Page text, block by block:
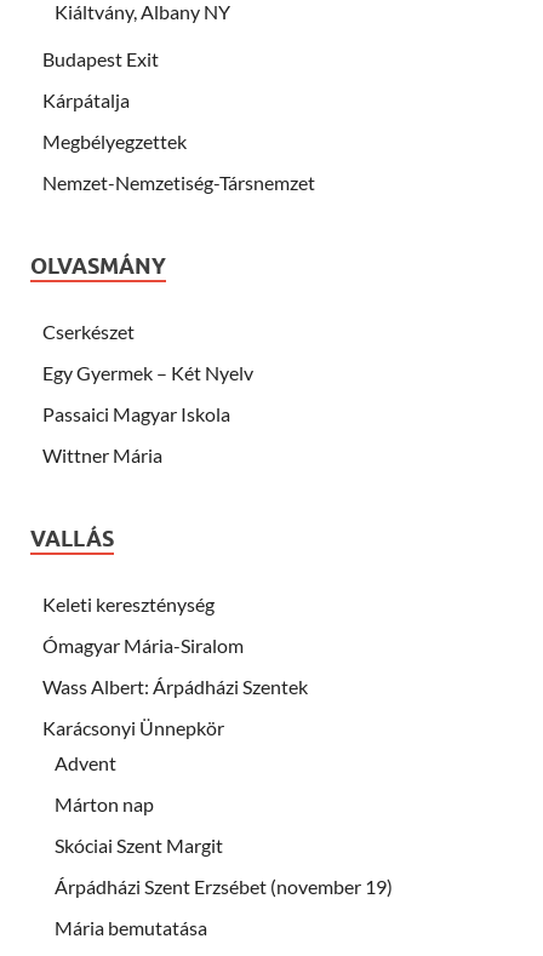
Kiáltvány, Albany NY
Budapest Exit
Kárpátalja
Megbélyegzettek
Nemzet-Nemzetiség-Társnemzet
OLVASMÁNY
Cserkészet
Egy Gyermek – Két Nyelv
Passaici Magyar Iskola
Wittner Mária
VALLÁS
Keleti kereszténység
Ómagyar Mária-Siralom
Wass Albert: Árpádházi Szentek
Karácsonyi Ünnepkör
Advent
Márton nap
Skóciai Szent Margit
Árpádházi Szent Erzsébet (november 19)
Mária bemutatása